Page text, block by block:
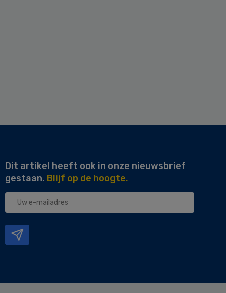
Dit artikel heeft ook in onze nieuwsbrief
gestaan. Blijf op de hoogte.
Uw